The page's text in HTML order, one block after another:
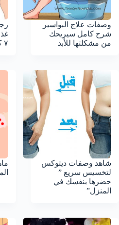
وصفات علاج البواسير
شرح كامل سيريحك
من مشكلتها للأبد
٧ كيلو
شاهد وصفات ديتوكس
لتخسيس سريع ”
حضرها بنفسك في
المنزل”